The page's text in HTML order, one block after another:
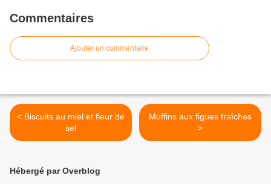
Commentaires
Ajouter un commentaire
< Biscuits au miel et fleur de
sel
Muffins aux figues fraîches
>
Hébergé par Overblog